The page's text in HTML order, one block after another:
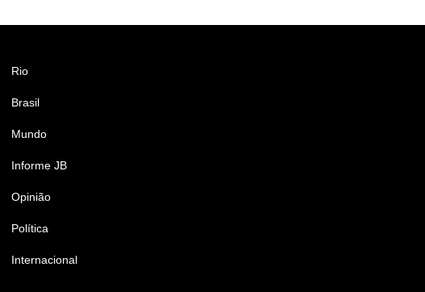
Rio
Brasil
Mundo
Informe JB
Opinião
Política
Internacional